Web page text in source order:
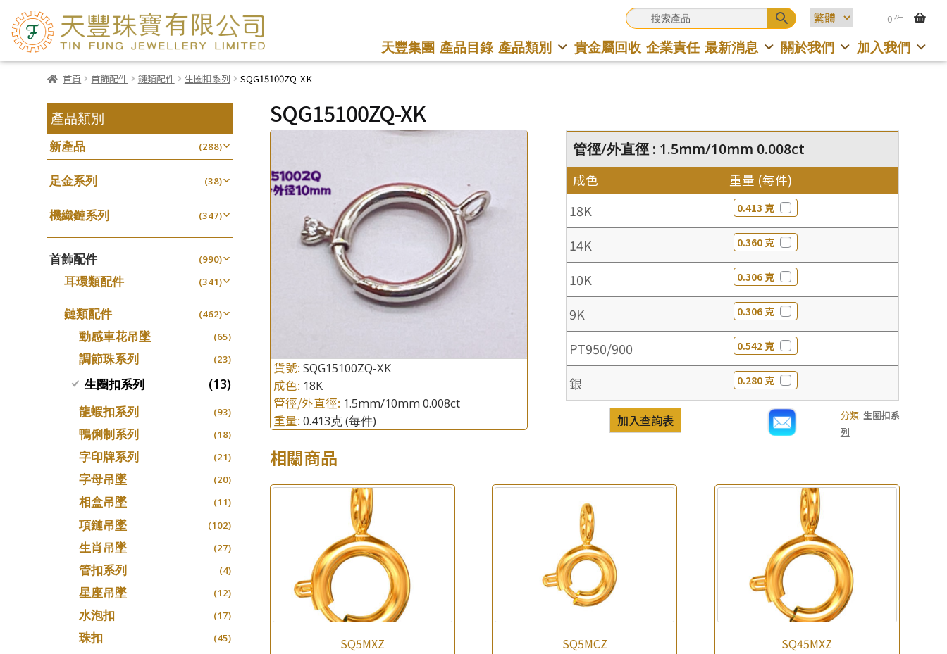
0 件
天豐集團 產品目錄 產品類別 貴金屬回收 企業責任 最新消息 關於我們 加入我們
首頁 首飾配件 鏈類配件 生圈扣系列 SQG15100ZQ-XK
SQG15100ZQ-XK
產品查詢
*你的名字
公司名稱
e-mail
聯絡電話
查詢以下產品
貨號: SQG15100ZQ-XK
成色: 18K
管徑/外直徑: 1.5mm/10mm 0.008ct
重量: 0.413克(每件)
管徑/外直徑 : 1.5mm/10mm 0.008ct
成色 重量 (每件)
18K 0.413 克
14K 0.360 克
10K 0.306 克
9K 0.306 克
PT950/900 0.542 克
銀 0.280 克
分類: 生圈扣系
列
加入查詢表
相關商品
SQ5MXZ SQ5MCZ SQ45MXZ
產品類別
新產品 (288)
足金系列 (38)
機織鏈系列 (347)
珠仔鏈 (25)
镶口链 (61)
管狀網鏈 (11)
十字鏈系列
十字車花鏈系列
十字閃O鏈系列
側身車花鏈系列
側身鏈系列 (9)
肖邦鏈系列 (14)
雙十字鏈系列 (4)
水波鏈系列 (4)
蛇骨鏈系列 (6)
鏈尾系列 (6)
盒子鏈系列 (6)
嘴唇鏈系列 (3)
竹節鏈系列 (5)
S車花鏈系列 (1)
珍珠鏈系列 (3)
首飾配件 (990)
耳環類配件 (341)
卷迫系列
螺絲迫系列
梅花迫系列
綫拍系列 (42)
美拍系列 (16)
耳針系列 (6)
耳環扣系列 (29)
耳綫/耳鈎系列 (25)
耳環爪頭 (29)
耳環 (71)
鏈類配件 (462)
動感車花吊墜 (65)
調節珠系列 (23)
生圈扣系列 (13)
龍蝦扣系列 (93)
鴨俐制系列 (18)
字印牌系列 (21)
字母吊墜 (20)
相盒吊墜 (11)
項鏈吊墜 (102)
生肖吊墜 (27)
管扣系列 (4)
星座吊墜 (12)
水泡扣 (17)
珠扣 (45)